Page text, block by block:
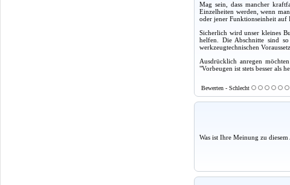
Mag sein, dass mancher
Einzelheiten werden, wenn
oder jener Funktionseinheit auf
Sicherlich wird unser kleines
helfen. Die Abschnitte sind
werkzeugtechnischen
Ausdrücklich anregen
"Vorbeugen ist stets besser als
Bewerten - Schlecht
Was ist Ihre Meinung zu